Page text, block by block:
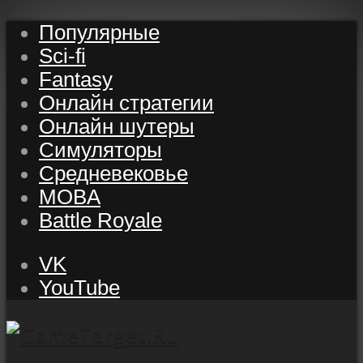
Популярные
Sci-fi
Fantasy
Онлайн стратегии
Онлайн шутеры
Симуляторы
Средневековье
MOBA
Battle Royale
VK
YouTube